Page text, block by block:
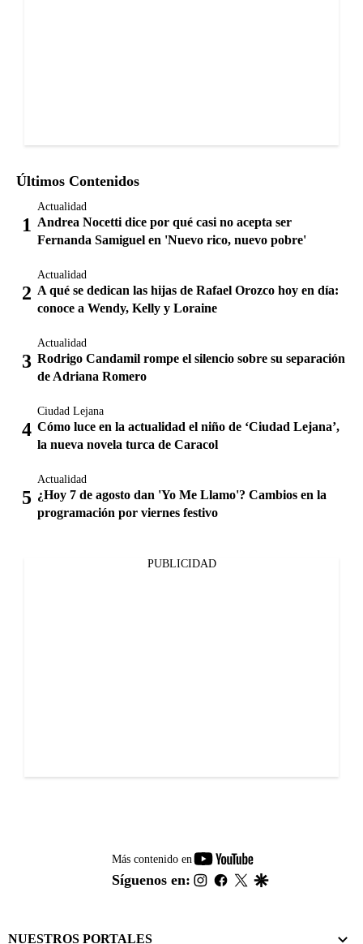
Últimos Contenidos
Actualidad
Andrea Nocetti dice por qué casi no acepta ser
Fernanda Samiguel en 'Nuevo rico, nuevo pobre'
Actualidad
A qué se dedican las hijas de Rafael Orozco hoy en día:
conoce a Wendy, Kelly y Loraine
Actualidad
Rodrigo Candamil rompe el silencio sobre su separación
de Adriana Romero
Ciudad Lejana
Cómo luce en la actualidad el niño de ‘Ciudad Lejana’,
la nueva novela turca de Caracol
Actualidad
¿Hoy 7 de agosto dan 'Yo Me Llamo'? Cambios en la
programación por viernes festivo
PUBLICIDAD
Más contenido en
youtube-
footer
Síguenos en: instagram
facebook
twitter
NUESTROS PORTALES